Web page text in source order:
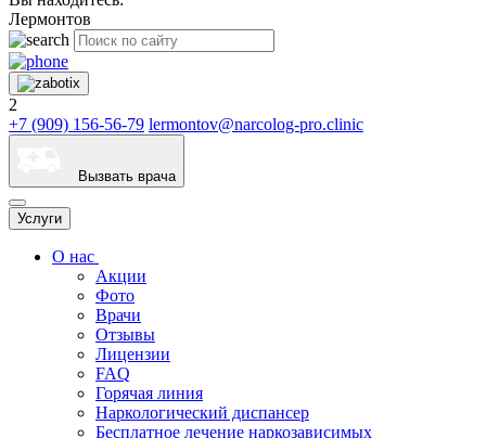
Лермонтов
2
+7 (909) 156-56-79 lermontov@narcolog-pro.clinic
Вызвать врача
Услуги
О нас
Акции
Фото
Врачи
Отзывы
Лицензии
FAQ
Горячая линия
Наркологический диспансер
Бесплатное лечение наркозависимых